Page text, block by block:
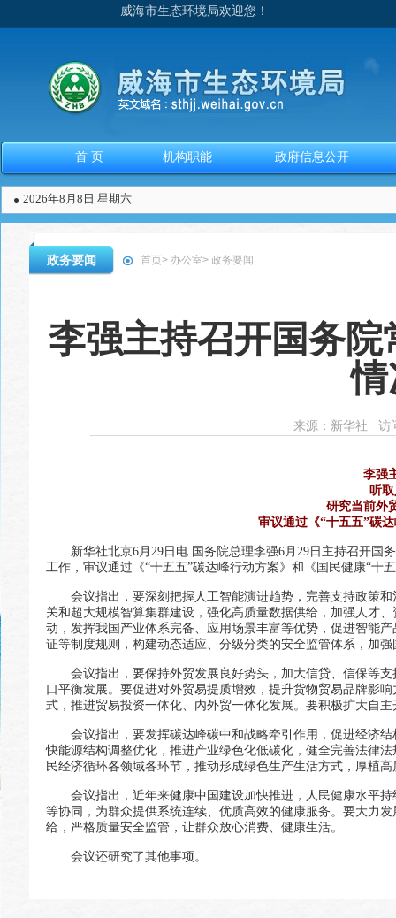
威海市生态环境局欢迎您！
首 页 机构职能 政府信息公开
2026年8月8日 星期六
政务要闻 首页> 办公室> 政务要闻
李强主持召开国务
来源： 新华社 访
李强
听
研究当前外
审议通过《“十五五”碳
新华社北京6月29日电 国务院总理李强6月29日主持召开
工作，审议通过《“十五五”碳达峰行动方案》和《国民健康“十
会议指出，要深刻把握人工智能演进趋势，完善支持政策
关和超大规模智算集群建设，强化高质量数据供给，加强人才
动，发挥我国产业体系完备、应用场景丰富等优势，促进智能
证等制度规则，构建动态适应、分级分类的安全监管体系，加
会议指出，要保持外贸发展良好势头，加大信贷、信保等
口平衡发展。要促进对外贸易提质增效，提升货物贸易品牌影
式，推进贸易投资一体化、内外贸一体化发展。要积极扩大自
会议指出，要发挥碳达峰碳中和战略牵引作用，促进经济
快能源结构调整优化，推进产业绿色化低碳化，健全完善法律
民经济循环各领域各环节，推动形成绿色生产生活方式，厚植
会议指出，近年来健康中国建设加快推进，人民健康水平
等协同，为群众提供系统连续、优质高效的健康服务。要大力
给，严格质量安全监管，让群众放心消费、健康生活。
会议还研究了其他事项。